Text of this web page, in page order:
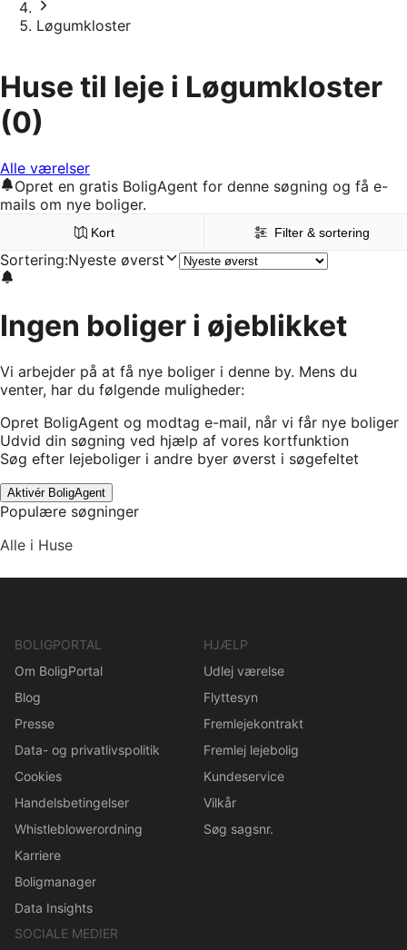
Løgumkloster
Huse til leje i Løgumkloster
(0)
Alle værelser
Opret en gratis BoligAgent for denne søgning og få e-
mails om nye boliger.
Kort Filter & sortering
Sortering:Nyeste øverst
Ingen boliger i øjeblikket
Vi arbejder på at få nye boliger i denne by. Mens du
venter, har du følgende muligheder:
Opret BoligAgent og modtag e-mail, når vi får nye boliger
Udvid din søgning ved hjælp af vores kortfunktion
Søg efter lejeboliger i andre byer øverst i søgefeltet
Aktivér BoligAgent
Populære søgninger
Alle i Huse
BOLIGPORTAL
Om BoligPortal
Blog
Presse
Data- og privatlivspolitik
Cookies
Handelsbetingelser
Whistleblowerordning
Karriere
Boligmanager
Data Insights
HJÆLP
Udlej værelse
Flyttesyn
Fremlejekontrakt
Fremlej lejebolig
Kundeservice
Vilkår
Søg sagsnr.
SOCIALE MEDIER